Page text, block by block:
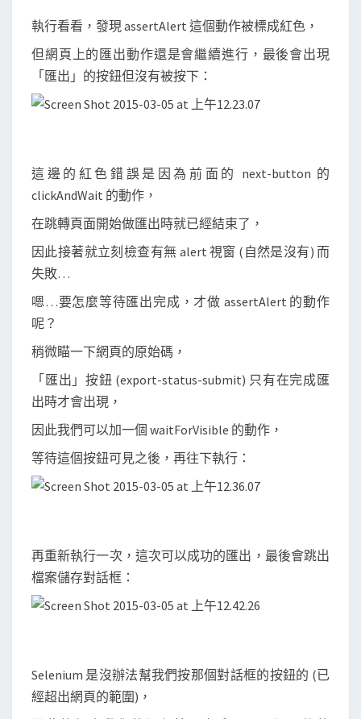
執行看看，發現 assertAlert 這個動作被標成紅色，
但網頁上的匯出動作還是會繼續進行，最後會出現
「匯出」的按鈕但沒有被按下：
這邊的紅色錯誤是因為前面的 next-button 的
clickAndWait 的動作，
在跳轉頁面開始做匯出時就已經結束了，
因此接著就立刻檢查有無 alert 視窗 (自然是沒有) 而
失敗…
嗯…要怎麼等待匯出完成，才做 assertAlert 的動作
呢？
稍微瞄一下網頁的原始碼，
「匯出」按鈕 (export-status-submit) 只有在完成匯
出時才會出現，
因此我們可以加一個 waitForVisible 的動作，
等待這個按鈕可見之後，再往下執行：
再重新執行一次，這次可以成功的匯出，最後會跳出
檔案儲存對話框：
Selenium 是沒辦法幫我們按那個對話框的按鈕的 (已
經超出網頁的範圍)，